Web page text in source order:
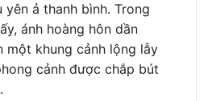
ả thanh bình. Trong
ánh hoàng hôn dần
một khung cảnh lộng lẫy
cảnh được chắp bút